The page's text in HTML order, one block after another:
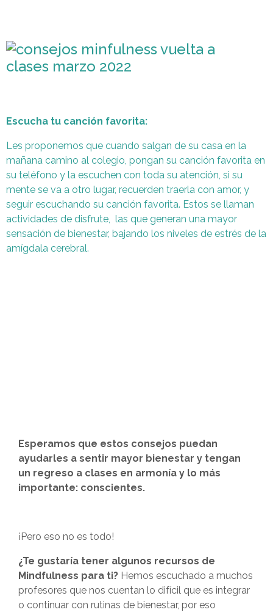
Escucha tu canción favorita:
Les proponemos que cuando salgan de su casa en la
mañana camino al colegio, pongan su canción favorita en
su teléfono y la escuchen con toda su atención, si su
mente se va a otro lugar, recuerden traerla con amor, y
seguir escuchando su canción favorita. Estos se llaman
actividades de disfrute, las que generan una mayor
sensación de bienestar, bajando los niveles de estrés de la
amígdala cerebral.
Esperamos que estos consejos puedan
ayudarles a sentir mayor bienestar y tengan
un regreso a clases en armonía y lo más
importante: conscientes.
¡Pero eso no es todo!
¿Te gustaría tener algunos recursos de
Mindfulness para ti? Hemos escuchado a muchos
profesores que nos cuentan lo difícil que es integrar
o continuar con rutinas de bienestar, por eso